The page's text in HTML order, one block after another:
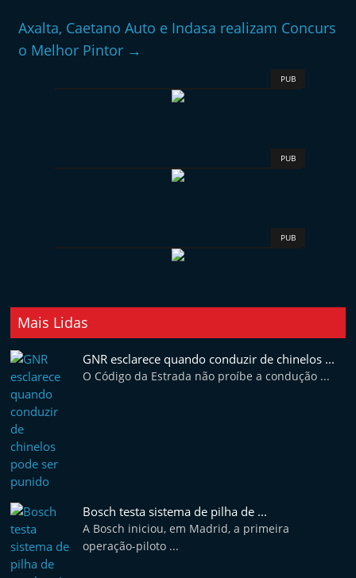
Axalta, Caetano Auto e Indasa realizam Concurs
o Melhor Pintor →
PUB
PUB
PUB
Mais Lidas
GNR esclarece quando conduzir de chinelos ...
O Código da Estrada não proíbe a condução ...
Bosch testa sistema de pilha de ...
A Bosch iniciou, em Madrid, a primeira
operação-piloto ...